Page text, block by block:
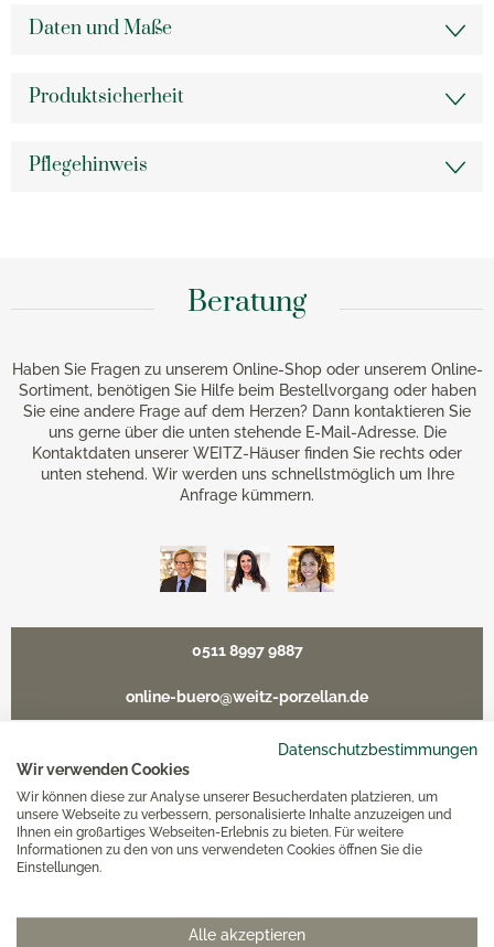
Datenschutzbestimmungen
Wir verwenden Cookies
Wir können diese zur Analyse unserer Besucherdaten platzieren, um
unsere Webseite zu verbessern, personalisierte Inhalte anzuzeigen und
Ihnen ein großartiges Webseiten-Erlebnis zu bieten. Für weitere
Informationen zu den von uns verwendeten Cookies öffnen Sie die
Einstellungen.
Alle akzeptieren
Daten und Maße
Produktsicherheit
Pflegehinweis
Beratung
Haben Sie Fragen zu unserem Online-Shop oder unserem Online-
Sortiment, benötigen Sie Hilfe beim Bestellvorgang oder haben
Sie eine andere Frage auf dem Herzen? Dann kontaktieren Sie
uns gerne über die unten stehende E-Mail-Adresse. Die
Kontaktdaten unserer WEITZ-Häuser finden Sie rechts oder
unten stehend. Wir werden uns schnellstmöglich um Ihre
Anfrage kümmern.
0511 8997 9887
online-buero@weitz-porzellan.de
Unsere Häuser
Hannover
Hamburg am Neuen Wall